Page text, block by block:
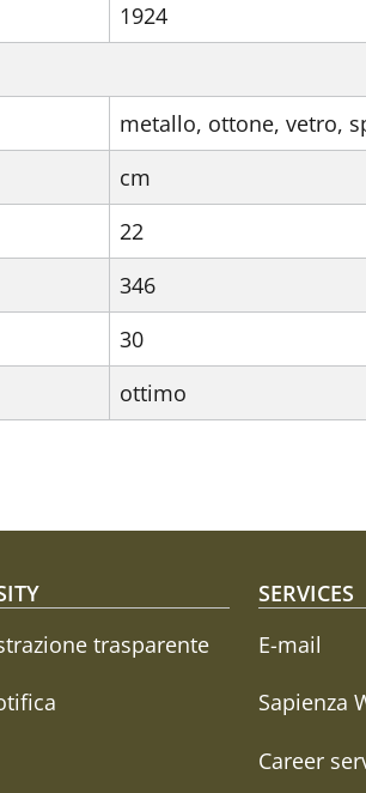
1924
metallo, ottone, vetro,
cm
22
346
30
ottimo
menu
trasparente
SERVICES
E-mail
Sapienza
Career